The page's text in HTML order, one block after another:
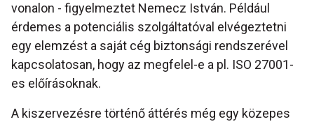
vonalon - figyelmeztet Nemecz István. Például
érdemes a potenciális szolgáltatóval elvégeztetni
egy elemzést a saját cég biztonsági rendszerével
kapcsolatosan, hogy az megfelel-e a pl. ISO 27001-
es előírásoknak.
A kiszervezésre történő áttérés még egy közepes